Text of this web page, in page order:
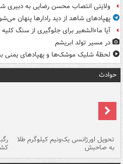
ولایتی انتصاب محسن رضایی به دبیری
پهپادهای شاهد از دید رادارها پنهان
آیا ماءالشعیر برای جلوگیری از سنگ
در مسیر تولد ابریشم
لحظۀ شلیک موشک‌ها و پهپادهای یمنی
حوادث
تحویل اورژانسی یک‌ونیم کیلوگرم طلا
به صاحبش